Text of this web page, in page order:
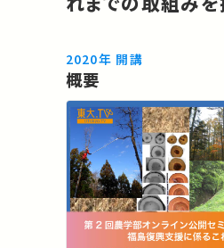
2020年 開講
概要